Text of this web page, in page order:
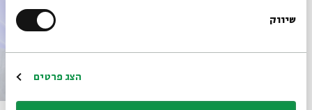
שיווק
הצג פרטים